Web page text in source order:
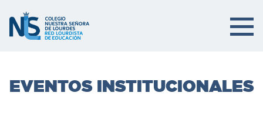
EVENTOS INSTITUCIONALES